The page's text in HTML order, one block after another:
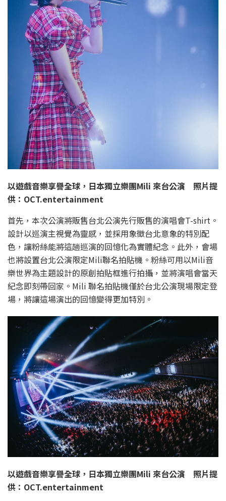
以遊戲音樂享譽全球，日本獨立樂團Mili 來台公演 照片提
供：OCT.entertainment
首先，本次公演將販售台北公演先行販售的演唱會T-shirt。
設計以巡演主視覺為靈感，並採用象徵台北意象的特別配
色，讓粉絲能將這趟巡演的回憶化為實體紀念。此外，會場
也將設置台北公演限定Mili聯名拍貼機。粉絲可用以Mili音
樂世界為主題設計的原創拍貼框進行拍攝，並將演唱會當天
紀念即刻帶回家。Mili 聯名拍貼機僅於台北公演現場限定登
場，將讓這場演出的回憶變得更加特別。
以遊戲音樂享譽全球，日本獨立樂團Mili 來台公演 照片提
供：OCT.entertainment